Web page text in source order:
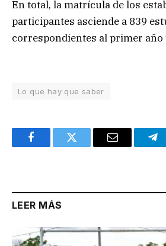
En total, la matrícula de los
participantes asciende a 839
correspondientes al primer año
Lo que hay que saber
FacebookTwitter Email
LEER MÁS